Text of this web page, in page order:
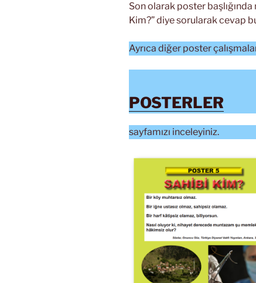
Son olarak poster
Kim?” diye sorularak cevap
Ayrıca diğer poster
POSTERLER
sayfamızı inceleyiniz.